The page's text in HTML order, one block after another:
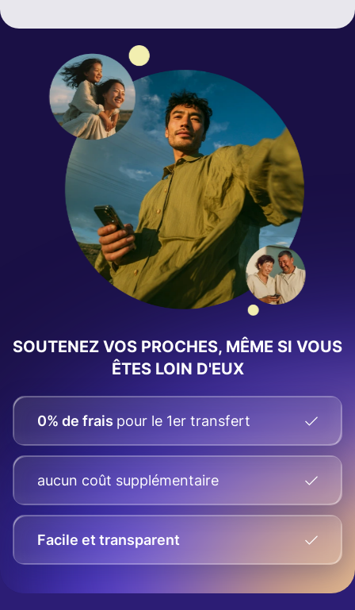
SOUTENEZ VOS PROCHES, MÊME SI VOUS
ÊTES LOIN D'EUX
0% de frais pour le 1er transfert
aucun coût supplémentaire
Facile et transparent